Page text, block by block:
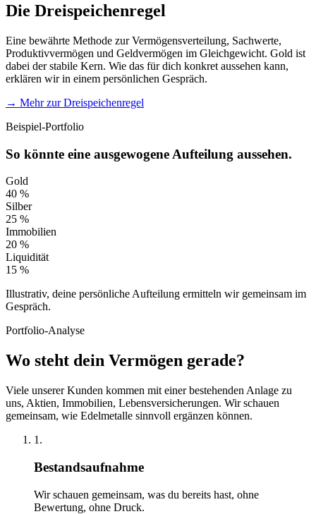
Die Dreispeichenregel
Eine bewährte Methode zur Vermögensverteilung, Sachwerte,
Produktivvermögen und Geldvermögen im Gleichgewicht. Gold ist
dabei der stabile Kern. Wie das für dich konkret aussehen kann,
erklären wir in einem persönlichen Gespräch.
→ Mehr zur Dreispeichenregel
Beispiel-Portfolio
So könnte eine ausgewogene Aufteilung aussehen.
Gold
40 %
Silber
25 %
Immobilien
20 %
Liquidität
15 %
Illustrativ, deine persönliche Aufteilung ermitteln wir gemeinsam im
Gespräch.
Portfolio-Analyse
Wo steht dein Vermögen gerade?
Viele unserer Kunden kommen mit einer bestehenden Anlage zu
uns, Aktien, Immobilien, Lebensversicherungen. Wir schauen
gemeinsam, wie Edelmetalle sinnvoll ergänzen können.
1.
Bestandsaufnahme
Wir schauen gemeinsam, was du bereits hast, ohne
Bewertung, ohne Druck.